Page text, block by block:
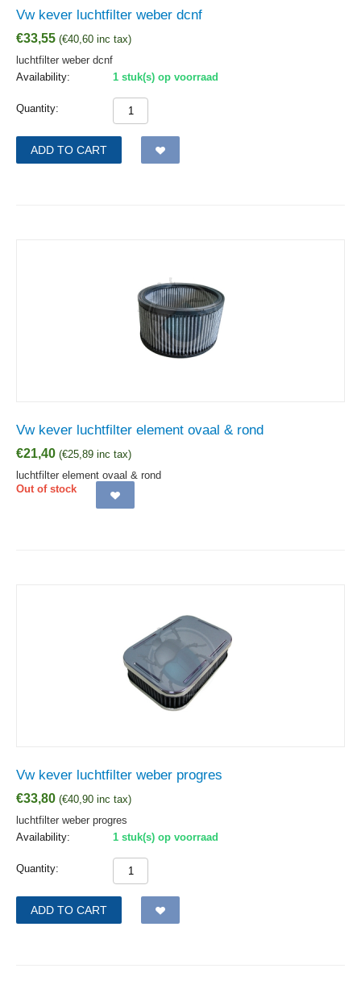
Vw kever luchtfilter weber dcnf
€33,55 (€40,60 inc tax)
luchtfilter weber dcnf
Availability:
1 stuk(s) op voorraad
Quantity:
ADD TO CART
Vw kever luchtfilter element ovaal & rond
€21,40 (€25,89 inc tax)
luchtfilter element ovaal & rond
Out of stock
Vw kever luchtfilter weber progres
€33,80 (€40,90 inc tax)
luchtfilter weber progres
Availability:
1 stuk(s) op voorraad
Quantity:
ADD TO CART